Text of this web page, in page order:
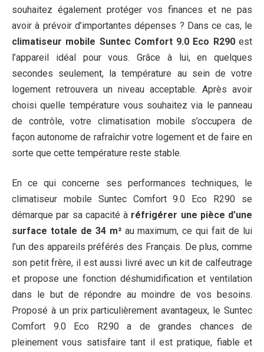
souhaitez également protéger vos finances et ne pas
avoir à prévoir d’importantes dépenses ? Dans ce cas, le
climatiseur mobile Suntec Comfort 9.0 Eco R290est
l’appareil idéal pour vous. Grâce à lui, en quelques
secondes seulement, la température au sein de votre
logement retrouvera un niveau acceptable. Après avoir
choisi quelle température vous souhaitez via le panneau
de contrôle, votre climatisation mobile s’occupera de
façon autonome de rafraîchir votre logement et de faire en
sorte que cette température reste stable.
En ce qui concerne ses performances techniques, le
climatiseur mobile Suntec Comfort 9.0 Eco R290 se
démarque par sa capacité à réfrigérer une pièce d’une
surface totale de 34 m²au maximum, ce qui fait de lui
l’un des appareils préférés des Français. De plus, comme
son petit frère, il est aussi livré avec un kit de calfeutrage
et propose une fonction déshumidification et ventilation
dans le but de répondre au moindre de vos besoins.
Proposé à un prix particulièrement avantageux, le Suntec
Comfort 9.0 Eco R290 a de grandes chances de
pleinement vous satisfaire tant il est pratique, fiable et